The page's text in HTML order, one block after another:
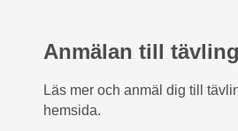
Anmälan till tävling
Läs mer och anmäl dig till
hemsida.